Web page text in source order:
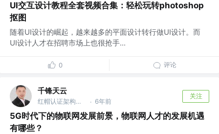
UI交互设计教程全套视频合集：轻松玩转photoshop
抠图
随着UI设计的崛起，越来越多的平面设计转行做UI设计。而
UI设计人才在招聘市场上也很抢手...
0 评论
千锋天云
红帽认证架构师 @千锋教育 · 6年前
关注
5G时代下的物联网发展前景，物联网人才的发展机遇
有哪些？